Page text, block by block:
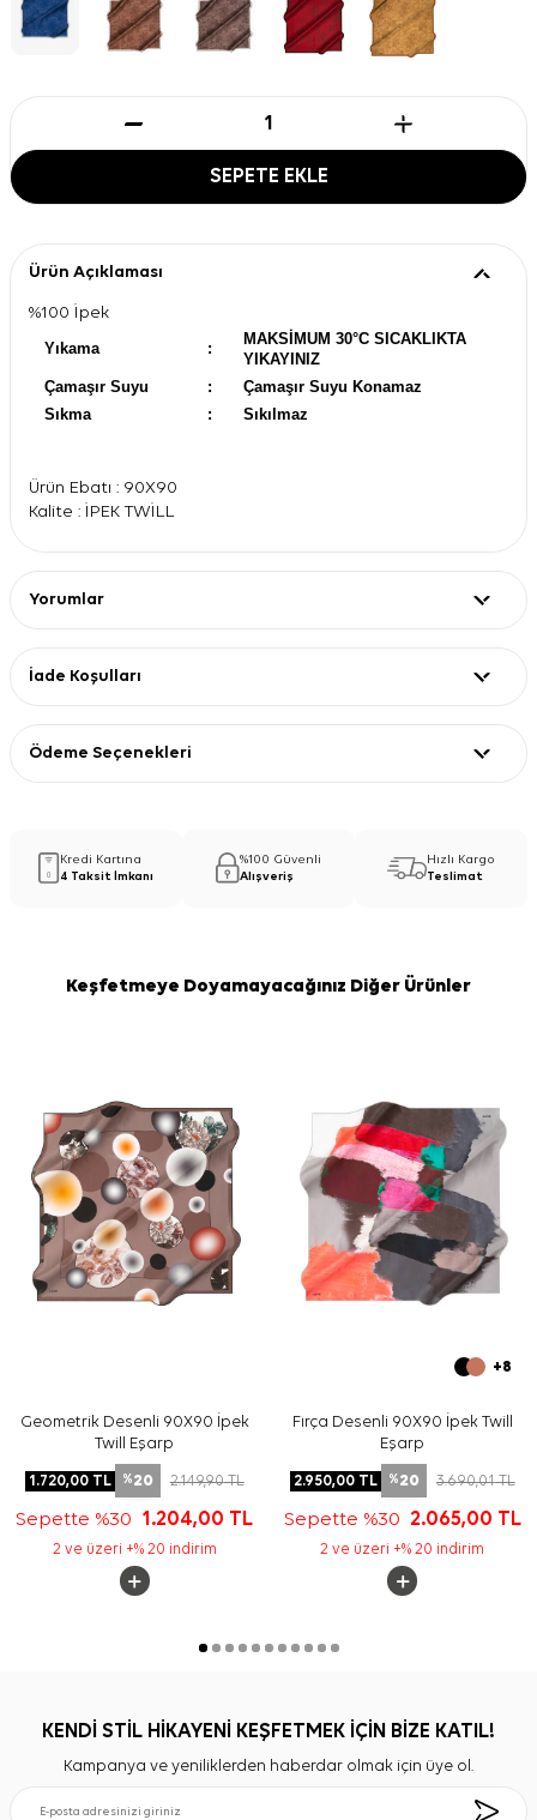
SEPETE EKLE
Ürün Açıklaması
%100 İpek
Yıkama
:
MAKSİMUM 30°C SICAKLIKTA
YIKAYINIZ
Çamaşır Suyu
:
Çamaşır Suyu Konamaz
Sıkma
: Sıkılmaz
Ürün Ebatı : 90X90
Kalite : İPEK TWİLL
Yorumlar
İade Koşulları
Ödeme Seçenekleri
Kredi Kartına
4 Taksit İmkanı
%100 Güvenli
Alışveriş
Hızlı Kargo
Teslimat
Keşfetmeye Doyamayacağınız Diğer Ürünler
Geometrik Desenli 90X90 İpek
Twill Eşarp
1.720,00TL %20 2.149,90TL
Sepette %30 1.204,00 TL
2 ve üzeri +% 20 indirim
+8
Fırça Desenli 90X90 İpek Twill
Eşarp
2.950,00TL %20 3.690,01TL
Sepette %30 2.065,00 TL
2 ve üzeri +% 20 indirim
KENDİ STİL HİKAYENİ KEŞFETMEK İÇİN BİZE KATIL!
Kampanya ve yeniliklerden haberdar olmak için üye ol.